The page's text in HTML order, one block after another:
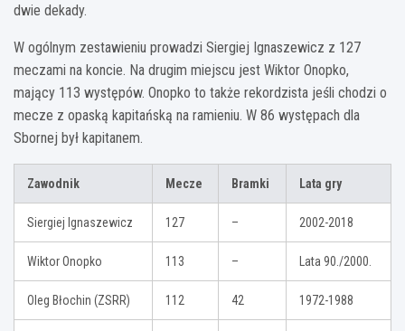
dwie dekady.
W ogólnym zestawieniu prowadzi Siergiej Ignaszewicz z 127
meczami na koncie. Na drugim miejscu jest Wiktor Onopko,
mający 113 występów. Onopko to także rekordzista jeśli chodzi o
mecze z opaską kapitańską na ramieniu. W 86 występach dla
Sbornej był kapitanem.
Zawodnik Mecze Bramki Lata gry
Siergiej Ignaszewicz 127 – 2002-2018
Wiktor Onopko 113 – Lata 90./2000.
Oleg Błochin (ZSRR) 112 42 1972-1988